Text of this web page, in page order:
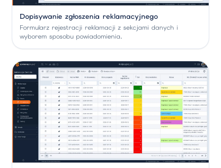
Dopisywanie zgłoszenia reklamacyjnego
Formularz rejestracji reklamacji z sekcjami danych i
wyborem sposobu powiadomienia.